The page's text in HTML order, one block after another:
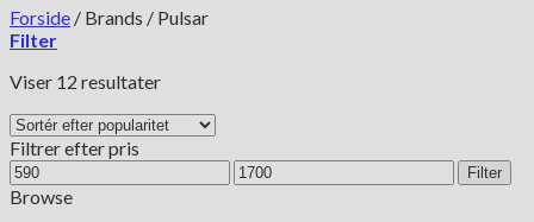
Forside / Brands / Pulsar
Filter
Viser 12 resultaterSorteret
popularitet
Filtrer efter pris
Mindste
pris
Højeste
pris
Filter
Browse